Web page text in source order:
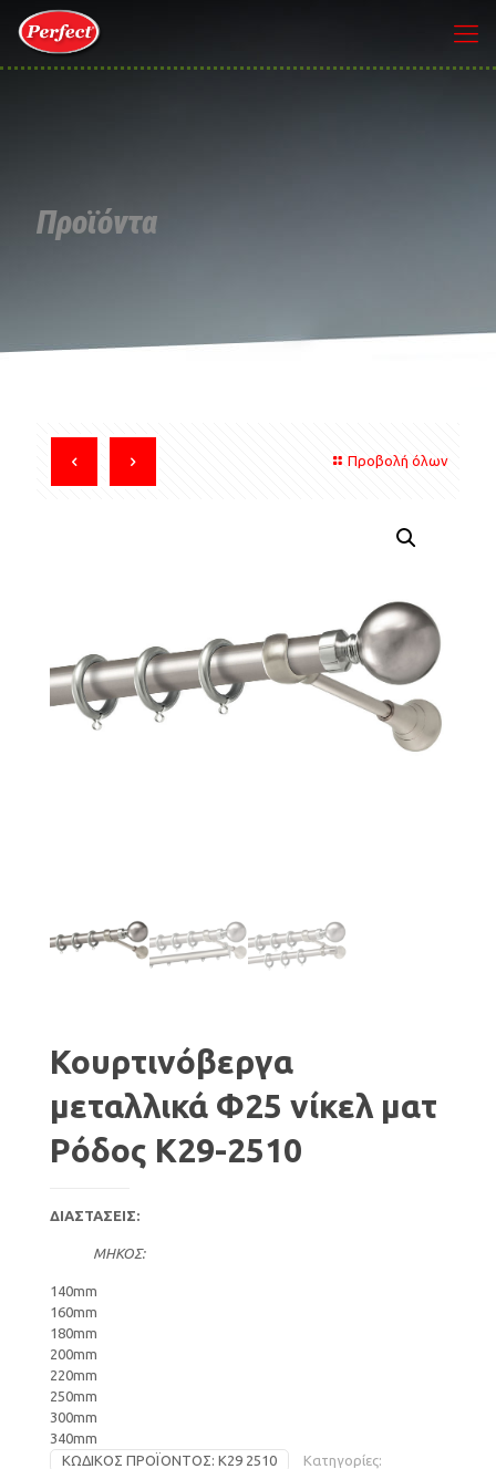
Προϊόντα
Προβολή όλων
Κουρτινόβεργα
μεταλλικά Φ25 νίκελ ματ
Ρόδος Κ29-2510
ΔΙΑΣΤΑΣΕΙΣ:
ΜΗΚΟΣ:
140mm
160mm
180mm
200mm
220mm
250mm
300mm
340mm
ΚΩΔΙΚΌΣ ΠΡΟΪΌΝΤΟΣ: Κ29 2510
Κατηγορίες: